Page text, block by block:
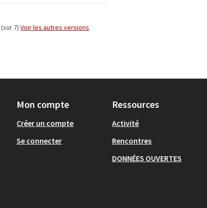
(sur 7) voir les autres versions
Mon compte
Créer un compte
Se connecter
Ressources
Activité
Rencontres
DONNÉES OUVERTES